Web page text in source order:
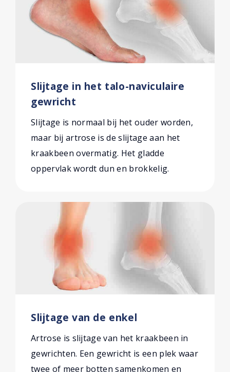
Slijtage in het talo-naviculaire
gewricht
Slijtage is normaal bij het ouder worden,
maar bij artrose is de slijtage aan het
kraakbeen overmatig. Het gladde
oppervlak wordt dun en brokkelig.
Slijtage van de enkel
Artrose is slijtage van het kraakbeen in
gewrichten. Een gewricht is een plek waar
twee of meer botten samenkomen en